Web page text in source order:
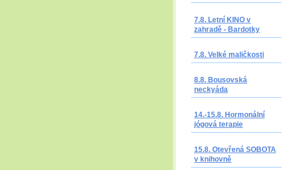
7.8. Letní KINO v
zahradě - Bardotky
7.8. Velké maličkosti
8.8. Bousovská
neckyáda
14.-15.8. Hormonální
jógová terapie
15.8. Otevřená SOBOTA
v knihovně